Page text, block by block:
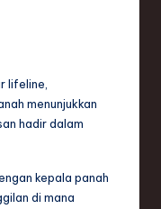
lifeline,
menunjukkan
hadir dalam
kepala panah
di mana